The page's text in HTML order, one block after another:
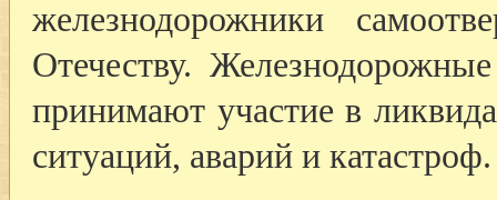
железнодорожники
Отечеству.
принимают участие в
ситуаций, аварий и катастроф.